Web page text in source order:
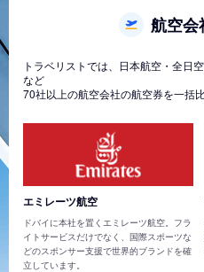
航空会
トラベリストでは、日本航空・全日
など
70社以上の航空会社の航空券を一括
エミレーツ航空
ドバイに本社を置くエミレーツ航空。フラ
イトサービスだけでなく、国際スポーツな
どのスポンサー支援で世界的ブランドを確
立しています。